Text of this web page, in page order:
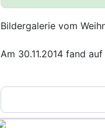
Bildergalerie vom
Am 30.11.2014 fand